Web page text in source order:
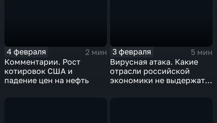
4 февраля
2 мин
Комментарии. Рост
котировок США и
падение цен на нефть
3 февраля
5 мин
Вирусная атака. Какие
отрасли российской
экономики не выдержат